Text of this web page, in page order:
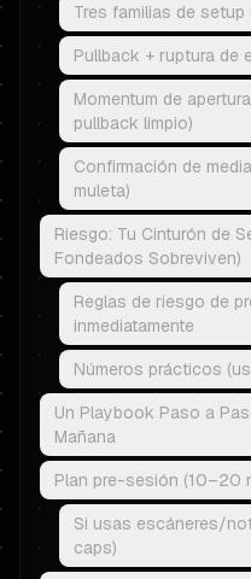
Tres familias de
Pullback + ruptura de
Momentum de
pullback limpio)
Confirmación de
muleta)
Riesgo: Tu Cinturón de
Fondeados Sobreviven)
Reglas de riesgo de
inmediatamente
Números prácticos
Un Playbook Paso a
Mañana
Plan pre-sesión (10–20
Si usas escáneres/
caps)